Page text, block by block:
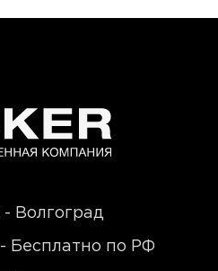
- Волгоград
- Бесплатно по РФ